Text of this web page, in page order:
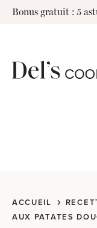
SkipBonus gratuit : 5
ACCUEIL
AUX PATATES